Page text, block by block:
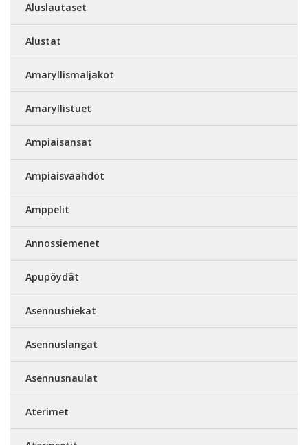
Aluslautaset
Alustat
Amaryllismaljakot
Amaryllistuet
Ampiaisansat
Ampiaisvaahdot
Amppelit
Annossiemenet
Apupöydät
Asennushiekat
Asennuslangat
Asennusnaulat
Aterimet